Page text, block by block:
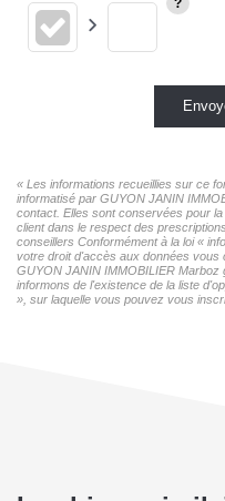
« Les informations recueillies sur ce
informatisé par GUYON JANIN
contact. Elles sont conservées pour
client dans le respect des
conseillers Conformément à la loi «
votre droit d'accès aux données vous
GUYON JANIN IMMOBILIER Marboz
informons de l'existence de la liste
», sur laquelle vous pouvez vous